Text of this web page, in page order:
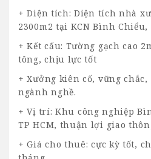
+ Diện tích: Diện tích nhà
2300m2 tại KCN Bình Chiểu,
+ Kết cấu: Tường gạch cao
tông, chịu lực tốt
+ Xưởng kiên cố, vững
ngành nghề.
+ Vị trí: Khu công nghiệp
TP HCM, thuận lợi giao
+ Giá cho thuê: cực kỳ tốt,